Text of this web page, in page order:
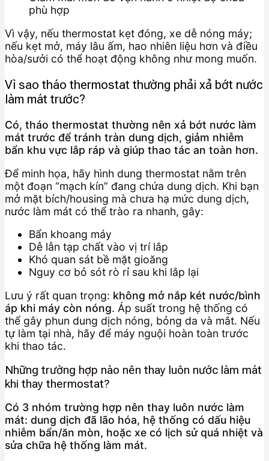
phù hợp
Vì vậy, nếu thermostat kẹt đóng, xe dễ nóng máy;
nếu kẹt mở, máy lâu ấm, hao nhiên liệu hơn và điều
hòa/sưởi có thể hoạt động không như mong muốn.
Vì sao tháo thermostat thường phải xả bớt nước
làm mát trước?
Có, tháo thermostat thường nên xả bớt nước làm
mát trước để tránh tràn dung dịch, giảm nhiễm
bẩn khu vực lắp ráp và giúp thao tác an toàn hơn.
Để minh họa, hãy hình dung thermostat nằm trên
một đoạn “mạch kín” đang chứa dung dịch. Khi bạn
mở mặt bích/housing mà chưa hạ mức dung dịch,
nước làm mát có thể trào ra nhanh, gây:
Bẩn khoang máy
Dễ lẫn tạp chất vào vị trí lắp
Khó quan sát bề mặt gioăng
Nguy cơ bỏ sót rò rỉ sau khi lắp lại
Lưu ý rất quan trọng: không mở nắp két nước/bình
áp khi máy còn nóng. Áp suất trong hệ thống có
thể gây phun dung dịch nóng, bỏng da và mắt. Nếu
tự làm tại nhà, hãy để máy nguội hoàn toàn trước
khi thao tác.
Những trường hợp nào nên thay luôn nước làm mát
khi thay thermostat?
Có 3 nhóm trường hợp nên thay luôn nước làm
mát: dung dịch đã lão hóa, hệ thống có dấu hiệu
nhiễm bẩn/ăn mòn, hoặc xe có lịch sử quá nhiệt và
sửa chữa hệ thống làm mát.